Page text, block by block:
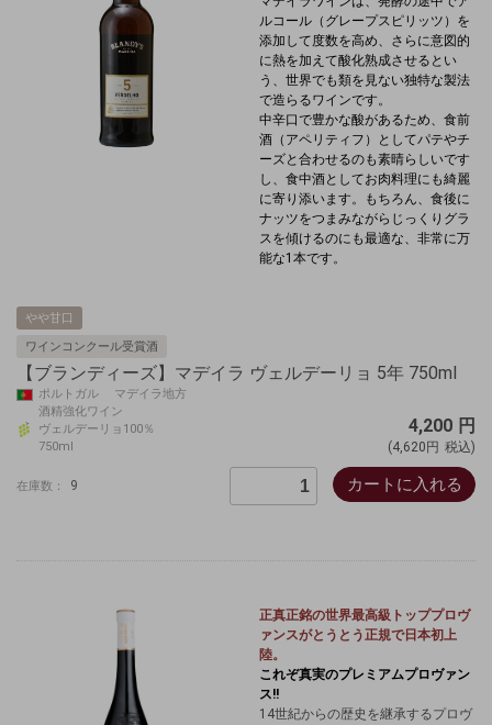
ルコール（グレープスピリッツ）を
添加して度数を高め、さらに意図的
に熱を加えて酸化熟成させるとい
う、世界でも類を見ない独特な製法
で造らるワインです。
中辛口で豊かな酸があるため、食前
酒（アペリティフ）としてパテやチ
ーズと合わせるのも素晴らしいです
し、食中酒としてお肉料理にも綺麗
に寄り添います。もちろん、食後に
ナッツをつまみながらじっくりグラ
スを傾けるのにも最適な、非常に万
能な1本です。
やや甘口
ワインコンクール受賞酒
【ブランディーズ】マデイラ ヴェルデーリョ 5年 750ml
ポルトガル マデイラ地方
酒精強化ワイン
ヴェルデーリョ100％
750ml
4,200 円
(4,620円 税込)
在庫数： 9 カートに入れる
正真正銘の世界最高級 トッププロヴ
ァンスがとうとう正規で日本初上
陸。
これぞ真実のプレミアムプロヴァン
ス!!
14世紀からの歴史を継承するプロヴ